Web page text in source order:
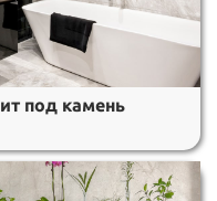
под камень